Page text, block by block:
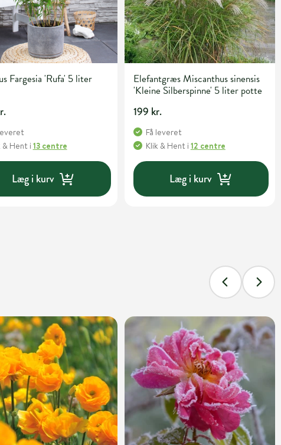
Fargesia 'Rufa' 5 liter
& Hent i 13 centre
Læg i kurv
Elefantgræs Miscanthus sinensis
'Kleine Silberspinne' 5 liter potte
199 kr.
Få leveret
Klik & Hent i 12 centre
Læg i kurv